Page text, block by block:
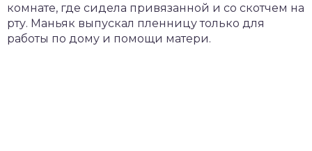
комнате, где сидела привязанной и со скотчем на
рту. Маньяк выпускал пленницу только для
работы по дому и помощи матери.